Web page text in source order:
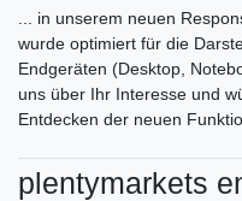
... in unserem neuen
wurde optimiert für die
Endgeräten (Desktop,
uns über Ihr Interesse und
Entdecken der neuen
plentymarkets